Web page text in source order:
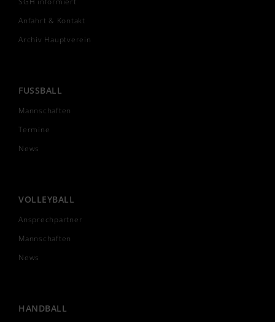
Anfahrt & Kontakt
Archiv Hauptverein
FUSSBALL
Mannschaften
Termine
News
VOLLEYBALL
Ansprechpartner
Mannschaften
News
HANDBALL